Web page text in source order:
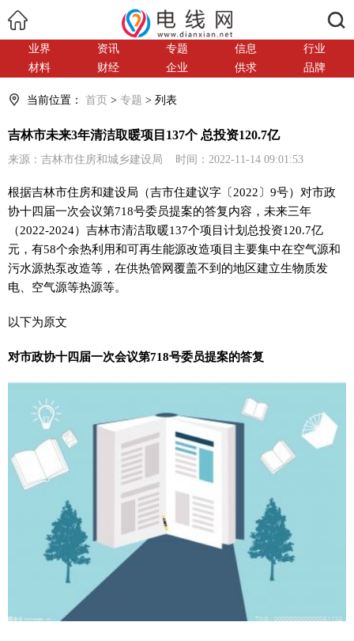
业界 资讯 专题 信息
行业
材料
财经 企业 供求 品牌
当前位置： 首页 > 专题 > 列表
吉林市未来3年清洁取暖项目137个 总投资120.7亿
来源：吉林市住房和城乡建设局 时间：2022-11-14 09:01:53
根据吉林市住房和建设局（吉市住建议字〔2022〕9号）对市政
协十四届一次会议第718号委员提案的答复内容，未来三年
（2022-2024）吉林市清洁取暖137个项目计划总投资120.7亿
元，有58个余热利用和可再生能源改造项目主要集中在空气源和
污水源热泵改造等，在供热管网覆盖不到的地区建立生物质发
电、空气源等热源等。
以下为原文
对市政协十四届一次会议第718号委员提案的答复